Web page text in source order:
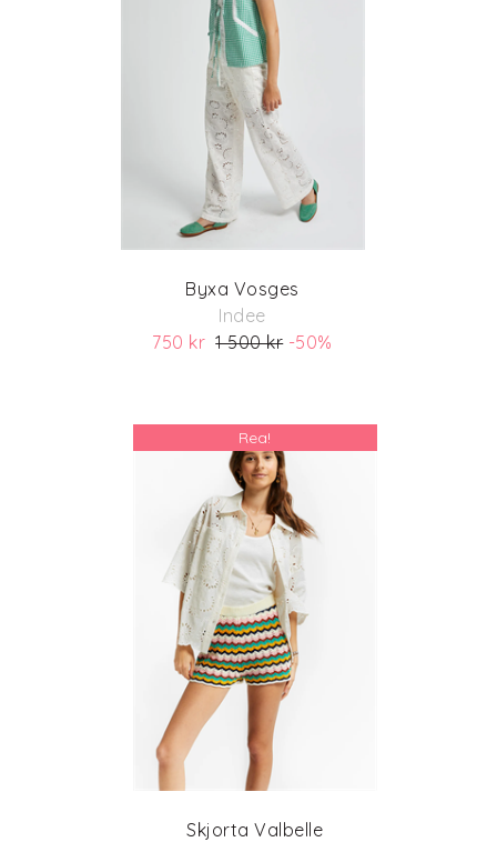
Byxa Vosges
Indee
750 kr1 500 kr-50%
Rea!
Skjorta Valbelle